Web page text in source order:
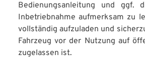
Bedienungsanleitung und ggf.
Inbetriebnahme aufmerksam zu
vollständig aufzuladen und
Fahrzeug vor der Nutzung auf
zugelassen ist.